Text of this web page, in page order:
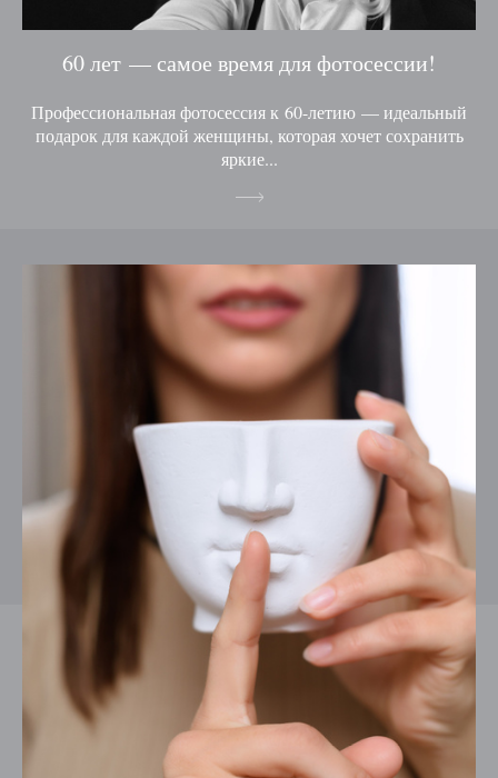
60 лет — самое время для фотосессии!
Профессиональная фотосессия к 60-летию — идеальный
подарок для каждой женщины, которая хочет сохранить
яркие...